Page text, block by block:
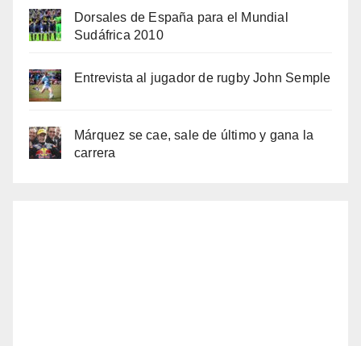
Dorsales de España para el Mundial
Sudáfrica 2010
Entrevista al jugador de rugby John Semple
Márquez se cae, sale de último y gana la
carrera